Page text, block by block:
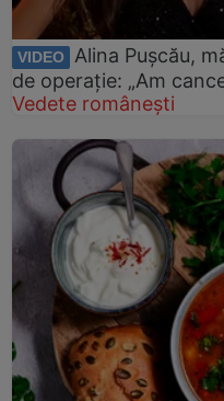
VIDEO
Alina Pușcău,
de operație: „Am
Vedete românești